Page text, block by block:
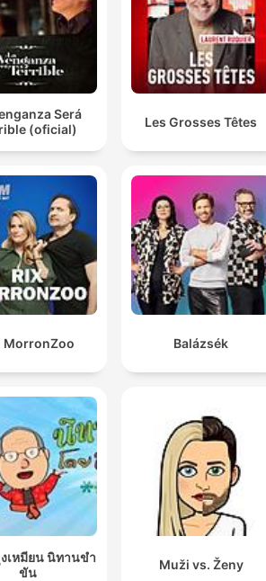
Será
(oficial)
Les Grosses Têtes
MorronZoo Balázsék
เหมียน นิทานขำ
ขัน
Muži vs. Ženy